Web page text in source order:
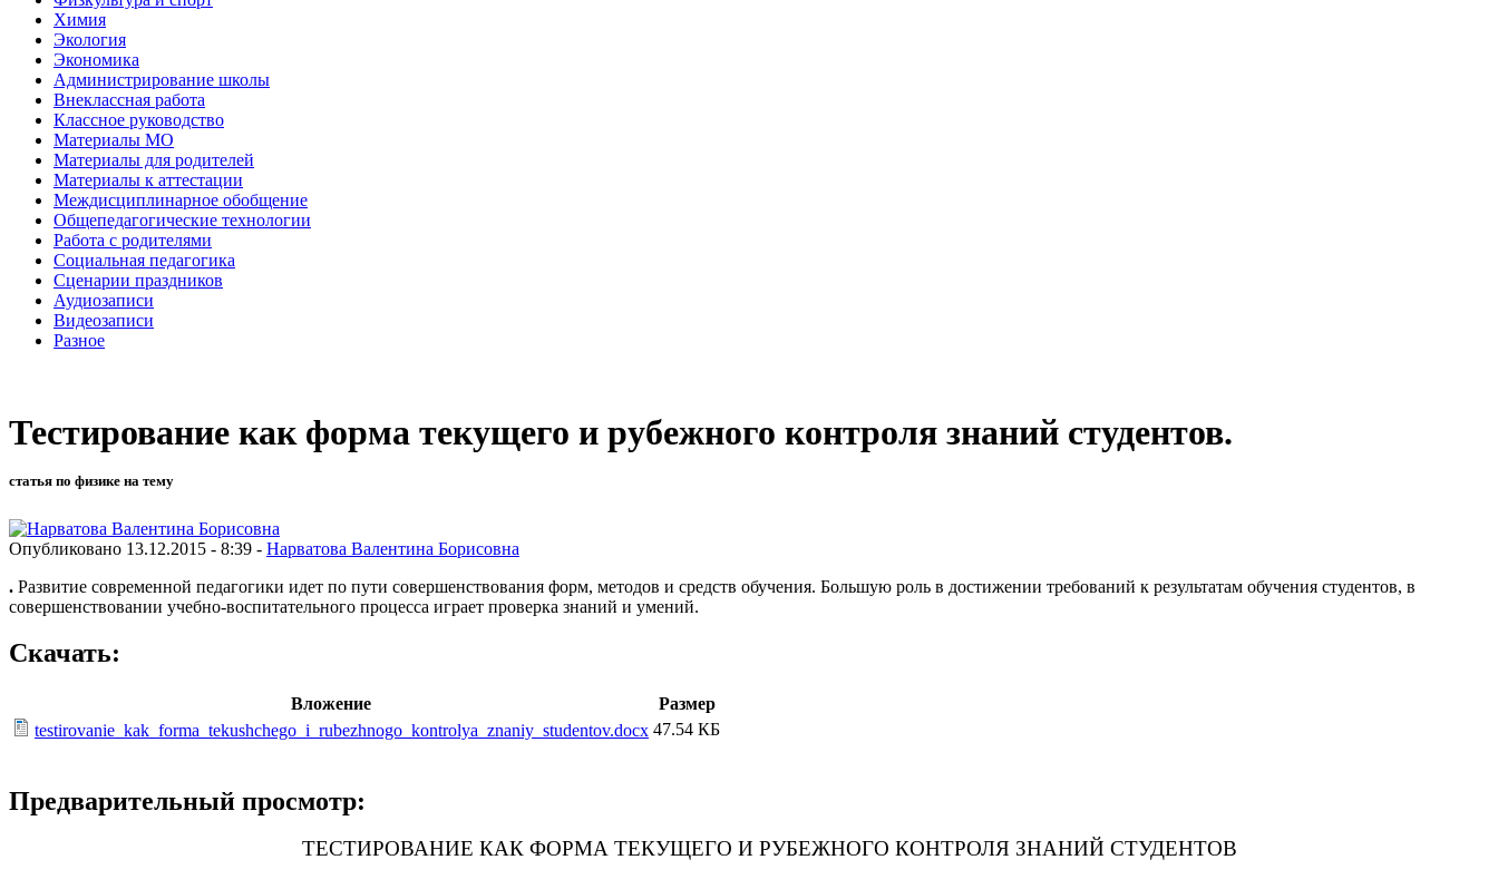
Химия
Экология
Экономика
Администрирование школы
Внеклассная работа
Классное руководство
Материалы МО
Материалы для родителей
Материалы к аттестации
Междисциплинарное обобщение
Общепедагогические технологии
Работа с родителями
Социальная педагогика
Сценарии праздников
Аудиозаписи
Видеозаписи
Разное
Тестирование как форма текущего и рубежного контроля знаний студентов.
статья по физике на тему
Опубликовано 13.12.2015 - 8:39 - Нарватова Валентина Борисовна
. Развитие современной педагогики идет по пути совершенствования форм, методов и средств обучения. Большую роль в достижении требований к результатам обучения студентов, в
совершенствовании учебно-воспитательного процесса играет проверка знаний и умений.
Скачать:
Вложение
Размер
testirovanie_kak_forma_tekushchego_i_rubezhnogo_kontrolya_znaniy_studentov.docx 47.54 КБ
Предварительный просмотр:
ТЕСТИРОВАНИЕ КАК ФОРМА ТЕКУЩЕГО И РУБЕЖНОГО КОНТРОЛЯ ЗНАНИЙ СТУДЕНТОВ